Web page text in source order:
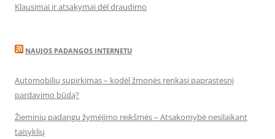
Klausimai ir atsakymai dėl draudimo
NAUJOS PADANGOS INTERNETU
Automobilių supirkimas – kodėl žmonės renkasi paprastesnį
pardavimo būdą?
Žieminių padangų žymėjimo reikšmės – Atsakomybė nesilaikant
taisyklių